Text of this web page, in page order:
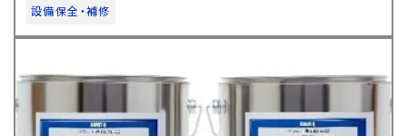
設備保全・補修